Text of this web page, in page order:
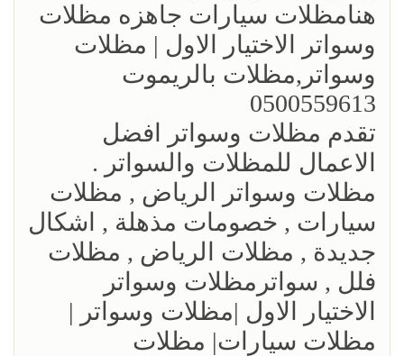
هنامظلات سيارات جاهزه مظلات
وسواتر الاختيار الاول | مظلات
وسواتر,مظلات بالريموت
0500559613
تقدم مظلات وسواتر افضل
الاعمال للمظلات والسواتر .
مظلات وسواتر الرياض , مظلات
سيارات , خصومات مذهلة , اشكال
جديدة , مظلات الرياض , مظلات
فلل , سواترمظلات وسواتر
الاختيار الاول |مظلات وسواتر |
مظلات سيارات| مظلات